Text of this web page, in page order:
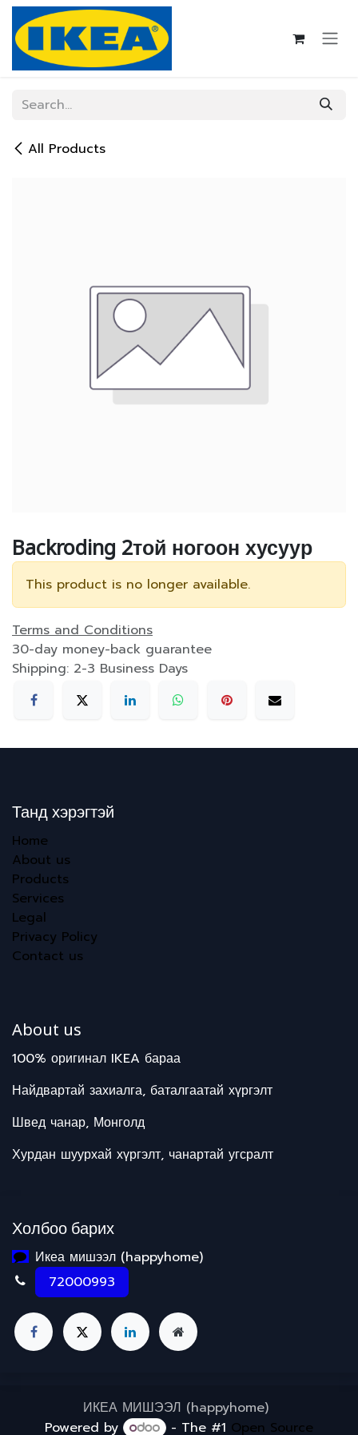
Skip to Content
All Products
Backroding 2той ногоон хусуур
This product is no longer available.
Terms and Conditions
30-day money-back guarantee
Shipping: 2-3 Business Days
Танд хэрэгтэй
Home
About us
Products
Services
Legal
Privacy Policy
Contact us
About us
100% оригинал IKEA бараа
Найдвартай захиалга, баталгаатай хүргэлт
Швед чанар, Монголд
Хурдан шуурхай хүргэлт, чанартай угсралт
Холбоо барих
Икеа мишээл (happyhome)
72000993
ИКЕА МИШЭЭЛ (happyhome)
Powered by
- The #1 Open Source